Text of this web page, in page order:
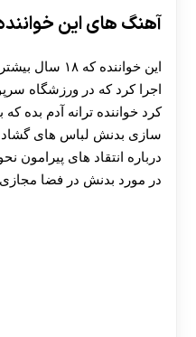
آهنگ های این
این خواننده
اجرا کرد که در ورزشگاه
کرد خواننده ترانه آدم بده
سازی بدنش لباس های گشاد
درباره انتقاد های پیرامون
در مورد بدنش در فضا